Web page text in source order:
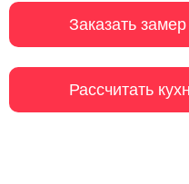
Заказать замер
Рассчитать